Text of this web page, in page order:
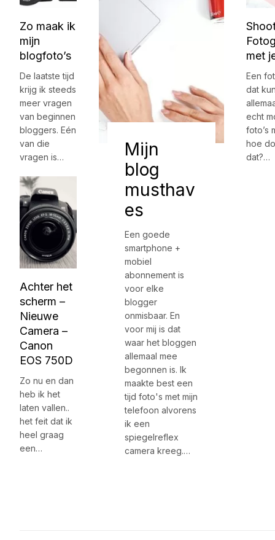
Zo maak ik
mijn
blogfoto’s
De laatste tijd
krijg ik steeds
meer vragen
van beginnen
bloggers. Eén
van die
vragen is…
Achter het
scherm –
Nieuwe
Camera –
Canon
EOS 750D
Zo nu en dan
heb ik het
laten vallen..
het feit dat ik
heel graag
een…
Mijn
blog
musthav
es
Een goede
smartphone +
mobiel
abonnement is
voor elke
blogger
onmisbaar. En
voor mij is dat
waar het bloggen
allemaal mee
begonnen is. Ik
maakte best een
tijd foto's met mijn
telefoon alvorens
ik een
spiegelreflex
camera kreeg.…
met
Een
dat
echt
foto’s
hoe
dat?…